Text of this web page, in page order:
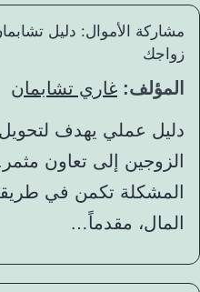
مشاركة الأموال: دليل
زواجك
المؤلف: غاري تشابمان
دليل عملي يهدف لتحويل
الزوجين إلى تعاون مثمر.
المشكلة تكمن في طريقة
المال، مقدماً…